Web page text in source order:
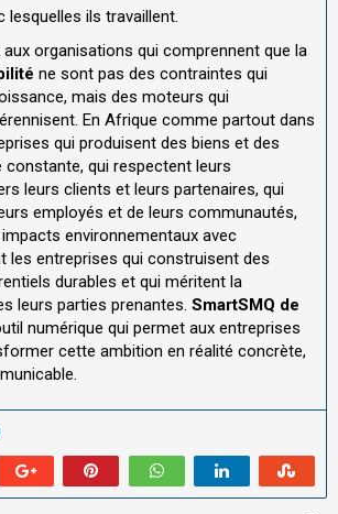
lesquelles ils travaillent.
aux organisations qui comprennent que la
ne sont pas des contraintes qui
mais des moteurs qui
En Afrique comme partout dans
qui produisent des biens et des
constante, qui respectent leurs
leurs clients et leurs partenaires, qui
employés et de leurs communautés,
environnementaux avec
les entreprises qui construisent des
durables et qui méritent la
leurs parties prenantes. SmartSMQ de
numérique qui permet aux entreprises
cette ambition en réalité concrète,